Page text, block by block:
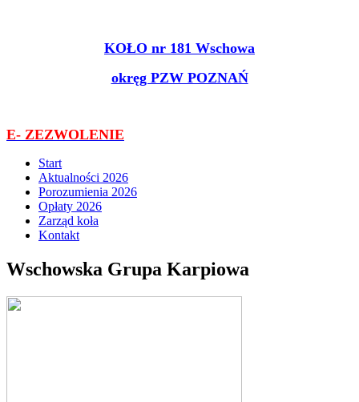
KOŁO nr 181 Wschowa
okręg PZW POZNAŃ
E- ZEZWOLENIE
Start
Aktualności 2026
Porozumienia 2026
Opłaty 2026
Zarząd koła
Kontakt
Wschowska Grupa Karpiowa